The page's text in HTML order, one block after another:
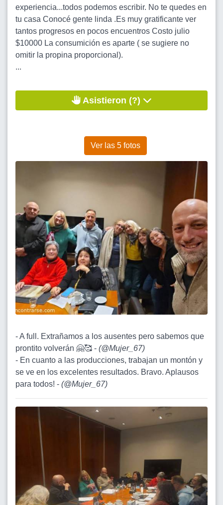
experiencia...todos podemos escribir. No te quedes en
tu casa Conocé gente linda .Es muy gratificante ver
tantos progresos en pocos encuentros Costo julio
$10000 La consumición es aparte ( se sugiere no
omitir la propina proporcional).
...
Asistieron (?)
Ver las 5 fotos
- A full. Extrañamos a los ausentes pero sabemos que
prontito volverán 🤗🥰 - (@Mujer_67)
- En cuanto a las producciones, trabajan un montón y
se ve en los excelentes resultados. Bravo. Aplausos
para todos! - (@Mujer_67)